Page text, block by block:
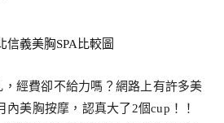
經費卻不給力嗎？網路上有許多美
內美胸按摩，認真大了2個cup！！